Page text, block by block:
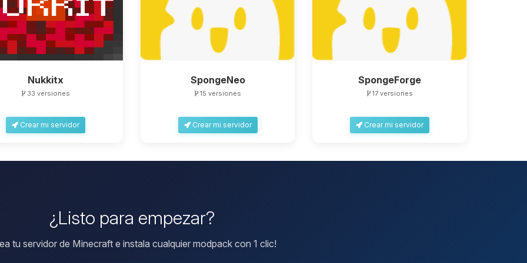
Nukkitx
33 versiones
Crear mi servidor
SpongeNeo
15 versiones
Crear mi servidor
SpongeForge
17 versiones
Crear mi servidor
¿Listo para empezar?
tu servidor de Minecraft e instala cualquier modpack con 1 clic!